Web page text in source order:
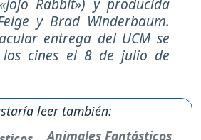
y Brad Winderbaum.
entrega del UCM se
los cines el 8 de julio de
leer también:
Animales Fantásticos